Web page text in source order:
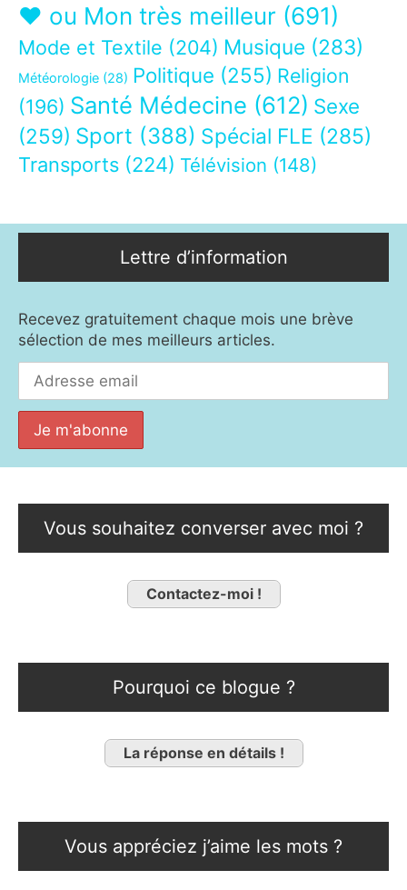
❤ ou Mon très meilleur (691)
Mode et Textile (204) Musique (283)
Météorologie (28) Politique (255) Religion
(196) Santé Médecine (612) Sexe
(259) Sport (388) Spécial FLE (285)
Transports (224) Télévision (148)
Lettre d’information
Recevez gratuitement chaque mois une brève
sélection de mes meilleurs articles.
Vous souhaitez converser avec moi ?
Contactez-moi !
Pourquoi ce blogue ?
La réponse en détails !
Vous appréciez j’aime les mots ?